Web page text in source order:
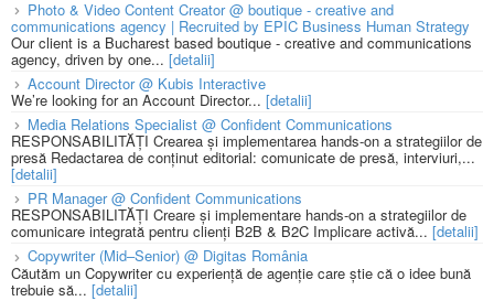
Photo & Video Content Creator @ boutique - creative and
communications agency | Recruited by EPIC Business Human Strategy
Our client is a Bucharest based boutique - creative and communications
agency, driven by one... [detalii]
Account Director @ Kubis Interactive
We’re looking for an Account Director... [detalii]
Media Relations Specialist @ Confident Communications
RESPONSABILITĂȚI Crearea și implementarea hands-on a strategiilor de
presă Redactarea de conținut editorial: comunicate de presă, interviuri,...
[detalii]
PR Manager @ Confident Communications
RESPONSABILITĂȚI Creare și implementare hands-on a strategiilor de
comunicare integrată pentru clienți B2B & B2C Implicare activă... [detalii]
Copywriter (Mid–Senior) @ Digitas România
Căutăm un Copywriter cu experiență de agenție care știe că o idee bună
trebuie să... [detalii]